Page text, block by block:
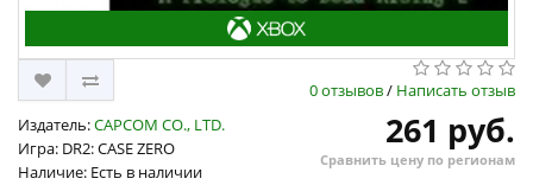
0 отзывов/ Написать отзыв
Издатель:CAPCOM CO., LTD.
Игра: DR2: CASE ZERO
Наличие: Есть в наличии
261 руб.
Сравнить цену по регионам